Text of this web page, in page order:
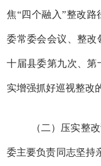
焦“四个融入”整改
委常委会会议、整改
十届县委第九次、第
实增强抓好巡视整改
（二）压实整
委主要负责同志坚持